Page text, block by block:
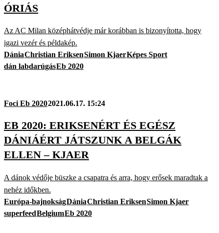
ÓRIÁS
Az AC Milan középhátvédje már korábban is bizonyította, hogy
igazi vezér és példakép.
DániaChristian EriksenSimon KjaerKépes Sport
dán labdarúgásEb 2020
Foci Eb 20202021.06.17. 15:24
EB 2020: ERIKSENÉRT ÉS EGÉSZ
DÁNIÁÉRT JÁTSZUNK A BELGÁK
ELLEN – KJAER
A dánok védője büszke a csapatra és arra, hogy erősek maradtak a
nehéz időkben.
Európa-bajnokságDániaChristian EriksenSimon Kjaer
superfeedBelgiumEb 2020